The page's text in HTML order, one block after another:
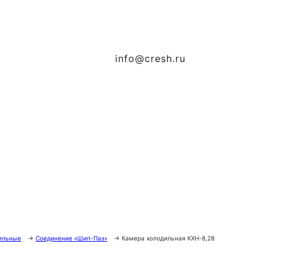
info@cresh.ru
→ Соединение «Шип-Паз» → Камера холодильная КХН-8,28